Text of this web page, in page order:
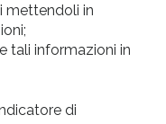
mettendoli in
tali informazioni in
di